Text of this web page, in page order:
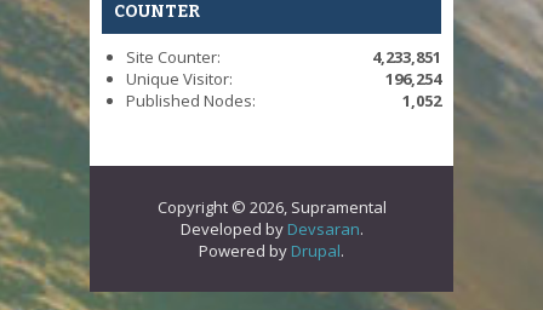
COUNTER
Site Counter:
4,233,851
Unique Visitor:
196,254
Published Nodes:
1,052
Copyright © 2026, Supramental
Developed by Devsaran.
Powered by Drupal.